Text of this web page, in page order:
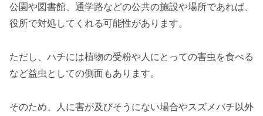
公園や図書館、通学路などの公共の施設や場所であれば、
役所で対処してくれる可能性があります。
ただし、ハチには植物の受粉や人にとっての害虫を食べる
など益虫としての側面もあります。
そのため、人に害が及びそうにない場合やスズメバチ以外